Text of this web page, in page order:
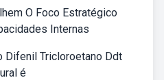
O Foco Estratégico
Internas
Difenil Tricloroetano Ddt
é